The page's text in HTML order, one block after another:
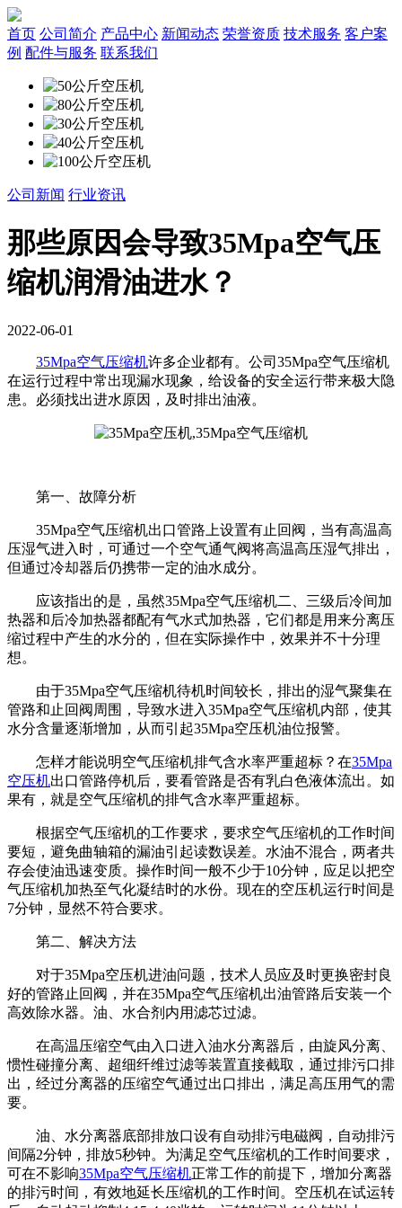
首页 公司简介 产品中心 新闻动态 荣誉资质 技术服务 客户案
例 配件与服务 联系我们
公司新闻 行业资讯
那些原因会导致35Mpa空气压
缩机润滑油进水？
2022-06-01
35Mpa空气压缩机许多企业都有。公司35Mpa空气压缩机
在运行过程中常出现漏水现象，给设备的安全运行带来极大隐
患。必须找出进水原因，及时排出油液。
第一、故障分析
35Mpa空气压缩机出口管路上设置有止回阀，当有高温高
压湿气进入时，可通过一个空气通气阀将高温高压湿气排出，
但通过冷却器后仍携带一定的油水成分。
应该指出的是，虽然35Mpa空气压缩机二、三级后冷间加
热器和后冷加热器都配有气水式加热器，它们都是用来分离压
缩过程中产生的水分的，但在实际操作中，效果并不十分理
想。
由于35Mpa空气压缩机待机时间较长，排出的湿气聚集在
管路和止回阀周围，导致水进入35Mpa空气压缩机内部，使其
水分含量逐渐增加，从而引起35Mpa空压机油位报警。
怎样才能说明空气压缩机排气含水率严重超标？在35Mpa
空压机出口管路停机后，要看管路是否有乳白色液体流出。如
果有，就是空气压缩机的排气含水率严重超标。
根据空气压缩机的工作要求，要求空气压缩机的工作时间
要短，避免曲轴箱的漏油引起读数误差。水油不混合，两者共
存会使油迅速变质。操作时间一般不少于10分钟，应足以把空
气压缩机加热至气化凝结时的水份。现在的空压机运行时间是
7分钟，显然不符合要求。
第二、解决方法
对于35Mpa空压机进油问题，技术人员应及时更换密封良
好的管路止回阀，并在35Mpa空气压缩机出油管路后安装一个
高效除水器。油、水合剂内用滤芯过滤。
在高温压缩空气由入口进入油水分离器后，由旋风分离、
惯性碰撞分离、超细纤维过滤等装置直接截取，通过排污口排
出，经过分离器的压缩空气通过出口排出，满足高压用气的需
要。
油、水分离器底部排放口设有自动排污电磁阀，自动排污
间隔2分钟，排放5秒钟。为满足空气压缩机的工作时间要求，
可在不影响35Mpa空气压缩机正常工作的前提下，增加分离器
的排污时间，有效地延长压缩机的工作时间。空压机在试运转